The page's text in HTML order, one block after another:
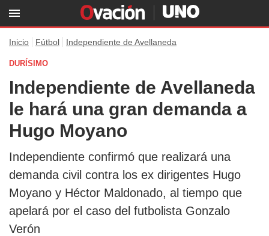
Inicio Fútbol Independiente de Avellaneda
DURÍSIMO
Independiente de Avellaneda
le hará una gran demanda a
Hugo Moyano
Independiente confirmó que realizará una
demanda civil contra los ex dirigentes Hugo
Moyano y Héctor Maldonado, al tiempo que
apelará por el caso del futbolista Gonzalo
Verón